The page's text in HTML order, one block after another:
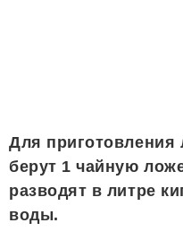
Для приготовления
берут 1 чайную
разводят в литре
воды.